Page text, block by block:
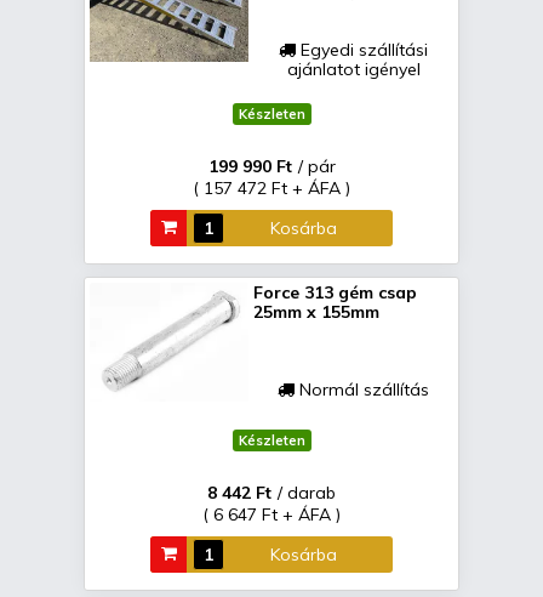
Egyedi szállítási
ajánlatot igényel
Készleten
199 990 Ft / pár
( 157 472 Ft + ÁFA )
Kosárba
Force 313 gém csap
25mm x 155mm
Normál szállítás
Készleten
8 442 Ft / darab
( 6 647 Ft + ÁFA )
Kosárba